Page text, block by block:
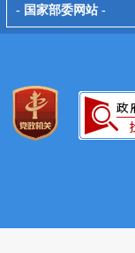
- 国家部委网站 -